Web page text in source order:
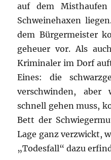
auf dem Misthaufen
Schweinehaxen
dem Bürgermeister
geheuer vor. Als
Kriminaler im Dorf
Eines: die
verschwinden,
schnell gehen muss,
Bett der
Lage ganz verzwickt,
„Todesfall“ dazu